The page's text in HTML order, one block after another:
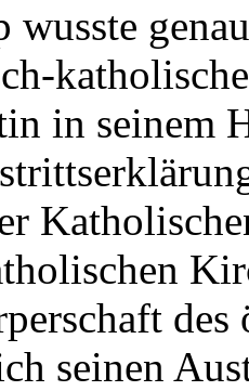
wusste
in seinem
seinen